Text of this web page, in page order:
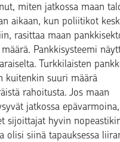
miten jatkossa maan
aikaan, kun poliitikot
rasittaa maan
Pankkisysteemi
Turkkilaisten
kuitenkin suuri määrä
rahoitusta. Jos maan
jatkossa
sijoittajat hyvin
olisi siinä tapauksessa